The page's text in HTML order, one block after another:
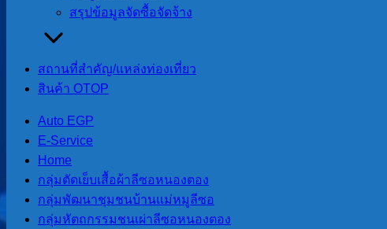
สรุปข้อมูลจัดซื้อจัดจ้าง
สถานที่สําคัญ/แหล่งท่องเที่ยว
สินค้า OTOP
Auto EGP
E-Service
Home
กลุ่มตัดเย็บเสื้อผ้าลีซอหนองตอง
กลุ่มพัฒนาชุมชนบ้านแม่หมูลีซอ
กลุ่มหัตถกรรมชนเผ่าลีซอหนองตอง
28 กรกฎาคม วันเฉลิมพระชนมพรรษา พระบาท
28 กรกฎาคม 2026
ขอพระองค์ทรงพระเจริญ ด้วยเกล้าด้วยกระหม่อม ขอเดชะ ข้าพร […]
การขอใบอนุญาตประกอบกิจการที่เป็นอันตราย